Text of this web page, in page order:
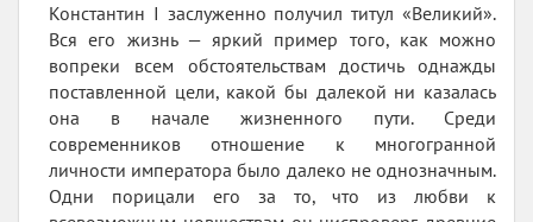
Константин I заслуженно получил титул «Великий».
Вся его жизнь — яркий пример того, как можно
вопреки всем обстоятельствам достичь однажды
поставленной цели, какой бы далекой ни казалась
она в начале жизненного пути. Среди
современников отношение к многогранной
личности императора было далеко не однозначным.
Одни порицали его за то, что из любви к